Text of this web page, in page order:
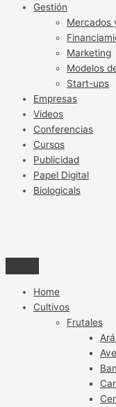
Gestión
Mercados
Marketing
Modelos
Start-ups
Empresas
Videos
Conferencias
Cursos
Publicidad
Papel Digital
Biologicals
Home
Cultivos
Frutales